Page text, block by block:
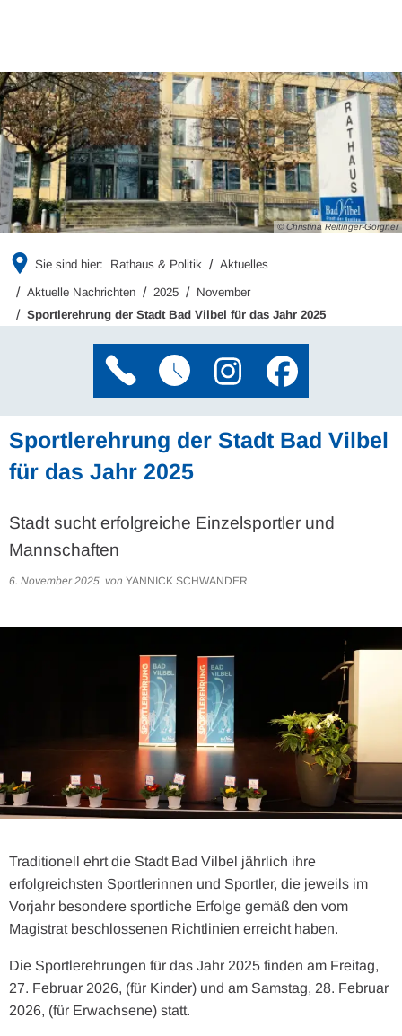
© Christina Reitinger-Görgner
Sie sind hier: Rathaus & Politik Aktuelles
Aktuelle Nachrichten 2025
November
Sportlerehrung der Stadt Bad Vilbel für das Jahr 2025
Sportlerehrung der Stadt Bad Vilbel
für das Jahr 2025
Stadt sucht erfolgreiche Einzelsportler und
Mannschaften
6. November 2025 von YANNICK SCHWANDER
Traditionell ehrt die Stadt Bad Vilbel jährlich ihre
erfolgreichsten Sportlerinnen und Sportler, die jeweils im
Vorjahr besondere sportliche Erfolge gemäß den vom
Magistrat beschlossenen Richtlinien erreicht haben.
Die Sportlerehrungen für das Jahr 2025 finden am Freitag,
27. Februar 2026, (für Kinder) und am Samstag, 28. Februar
2026, (für Erwachsene) statt.